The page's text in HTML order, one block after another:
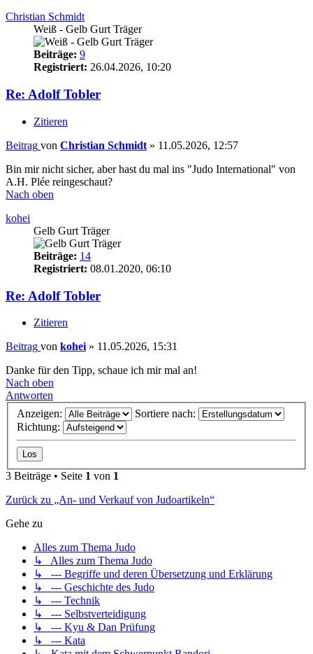
Christian Schmidt
Weiß - Gelb Gurt Träger
Beiträge: 9
Registriert: 26.04.2026, 10:20
Re: Adolf Tobler
Zitieren
Beitrag von Christian Schmidt » 11.05.2026, 12:57
Bin mir nicht sicher, aber hast du mal ins "Judo International" von
A.H. Plée reingeschaut?
Nach oben
kohei
Gelb Gurt Träger
Beiträge: 14
Registriert: 08.01.2020, 06:10
Re: Adolf Tobler
Zitieren
Beitrag von kohei » 11.05.2026, 15:31
Danke für den Tipp, schaue ich mir mal an!
Nach oben
Antworten
Anzeigen:
Sortiere nach:
Richtung:
3 Beiträge • Seite 1 von 1
Zurück zu „An- und Verkauf von Judoartikeln“
Gehe zu
Alles zum Thema Judo
↳ Alles zum Thema Judo
↳ --- Begriffe und deren Übersetzung und Erklärung
↳ --- Geschichte des Judo
↳ --- Technik
↳ --- Selbstverteidigung
↳ --- Kyu & Dan Prüfung
↳ --- Kata